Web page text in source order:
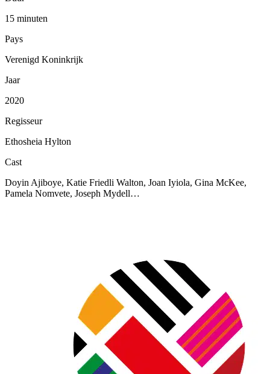
15 minuten
Pays
Verenigd Koninkrijk
Jaar
2020
Regisseur
Ethosheia Hylton
Cast
Doyin Ajiboye, Katie Friedli Walton, Joan Iyiola, Gina McKee,
Pamela Nomvete, Joseph Mydell…